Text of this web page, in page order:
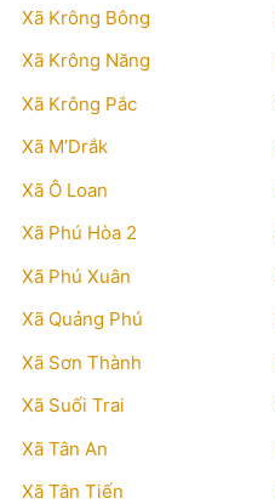
Xã Krông Bông
Xã Krông Năng
Xã Krông Pắc
Xã M’Drắk
Xã Ô Loan
Xã Phú Hòa 2
Xã Phú Xuân
Xã Quảng Phú
Xã Sơn Thành
Xã Suối Trai
Xã Tân An
Xã Tân Tiến